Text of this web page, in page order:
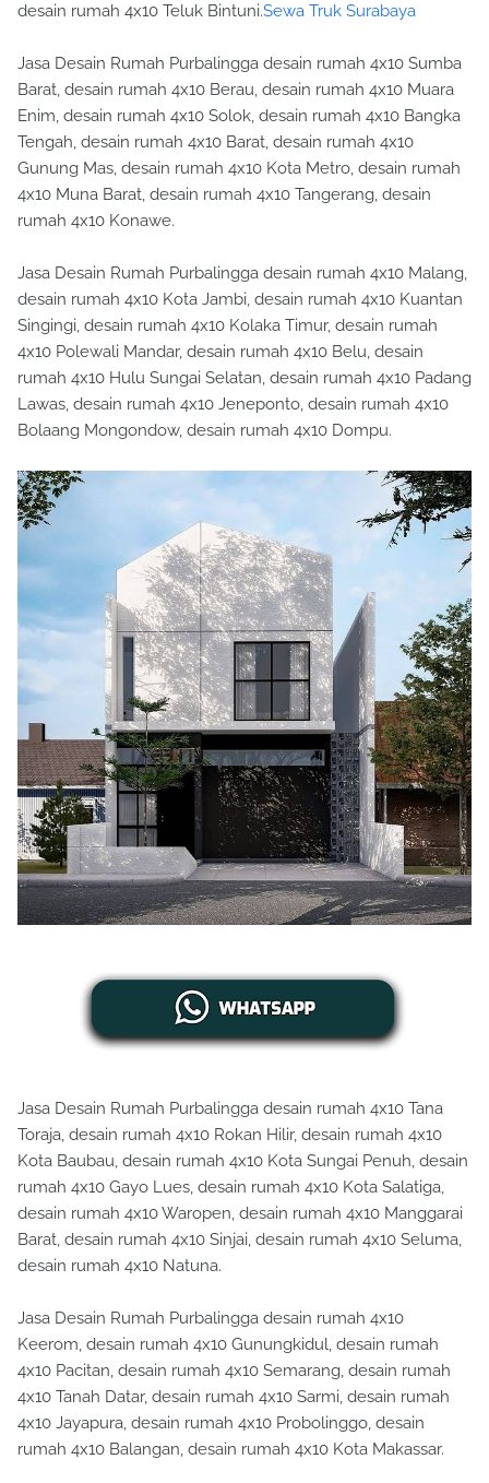
desain rumah 4x10 Teluk Bintuni.Sewa Truk Surabaya
Jasa Desain Rumah Purbalingga desain rumah 4x10 Sumba
Barat, desain rumah 4x10 Berau, desain rumah 4x10 Muara
Enim, desain rumah 4x10 Solok, desain rumah 4x10 Bangka
Tengah, desain rumah 4x10 Barat, desain rumah 4x10
Gunung Mas, desain rumah 4x10 Kota Metro, desain rumah
4x10 Muna Barat, desain rumah 4x10 Tangerang, desain
rumah 4x10 Konawe.
Jasa Desain Rumah Purbalingga desain rumah 4x10 Malang,
desain rumah 4x10 Kota Jambi, desain rumah 4x10 Kuantan
Singingi, desain rumah 4x10 Kolaka Timur, desain rumah
4x10 Polewali Mandar, desain rumah 4x10 Belu, desain
rumah 4x10 Hulu Sungai Selatan, desain rumah 4x10 Padang
Lawas, desain rumah 4x10 Jeneponto, desain rumah 4x10
Bolaang Mongondow, desain rumah 4x10 Dompu.
Jasa Desain Rumah Purbalingga desain rumah 4x10 Tana
Toraja, desain rumah 4x10 Rokan Hilir, desain rumah 4x10
Kota Baubau, desain rumah 4x10 Kota Sungai Penuh, desain
rumah 4x10 Gayo Lues, desain rumah 4x10 Kota Salatiga,
desain rumah 4x10 Waropen, desain rumah 4x10 Manggarai
Barat, desain rumah 4x10 Sinjai, desain rumah 4x10 Seluma,
desain rumah 4x10 Natuna.
Jasa Desain Rumah Purbalingga desain rumah 4x10
Keerom, desain rumah 4x10 Gunungkidul, desain rumah
4x10 Pacitan, desain rumah 4x10 Semarang, desain rumah
4x10 Tanah Datar, desain rumah 4x10 Sarmi, desain rumah
4x10 Jayapura, desain rumah 4x10 Probolinggo, desain
rumah 4x10 Balangan, desain rumah 4x10 Kota Makassar.